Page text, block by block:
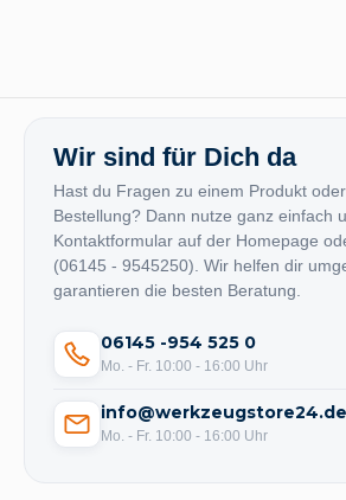
Wir sind für Dich da
Hast du Fragen zu einem Produkt
Bestellung? Dann nutze ganz einfach
Kontaktformular auf der Homepage
(06145 - 9545250). Wir helfen dir
garantieren die besten Beratung.
06145 -954 525 0
Mo. - Fr. 10:00 - 16:00 Uhr
info@werkzeugstore24.de
Mo. - Fr. 10:00 - 16:00 Uhr